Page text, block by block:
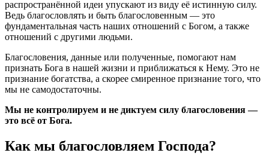
распространённой идеи упускают из виду её истинную силу.
Ведь благословлять и быть благословенным — это
фундаментальная часть наших отношений с Богом, а также
отношений с другими людьми.
Благословения, данные или полученные, помогают нам
признать Бога в нашей жизни и приближаться к Нему. Это не
признание богатства, а скорее смиренное признание того, что
мы не самодостаточны.
Мы не контролируем и не диктуем силу благословения —
это всё от Бога.
Как мы благословляем Господа?